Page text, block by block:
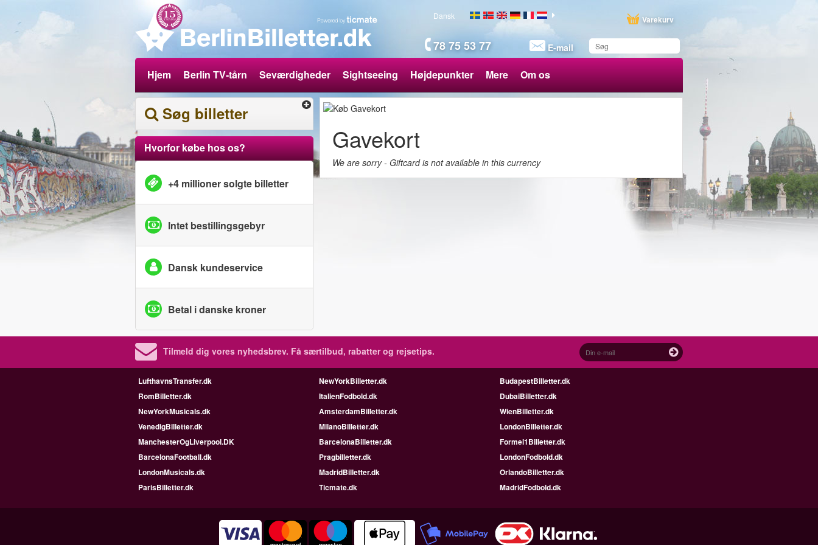
78 75 53 77 E-mail
Varekurv
Dansk
Hjem Berlin TV-tårn Seværdigheder Sightseeing Højdepunkter Mere Om os
Søg billetter
Hvorfor købe hos os?
+4 millioner solgte billetter
Intet bestillingsgebyr
Dansk kundeservice
Betal i danske kroner
Gavekort
We are sorry - Giftcard is not available in this currency
Tilmeld dig vores nyhedsbrev. Få særtilbud, rabatter og rejsetips.
LufthavnsTransfer.dk NewYorkBilletter.dk
BudapestBilletter.dk
RomBilletter.dk
ItalienFodbold.dk
DubaiBilletter.dk
NewYorkMusicals.dk
AmsterdamBilletter.dk
WienBilletter.dk
VenedigBilletter.dk
MilanoBilletter.dk
LondonBilletter.dk
ManchesterOgLiverpool.DK
BarcelonaBilletter.dk
Formel1Billetter.dk
BarcelonaFootball.dk
Pragbilletter.dk
LondonFodbold.dk
LondonMusicals.dk
MadridBilletter.dk
OrlandoBilletter.dk
ParisBilletter.dk
Ticmate.dk MadridFodbold.dk